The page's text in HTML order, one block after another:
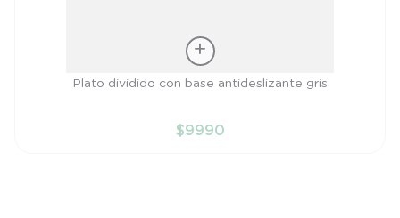
Plato dividido con base antideslizante gris
$9990